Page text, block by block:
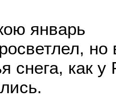
январь
но
как у